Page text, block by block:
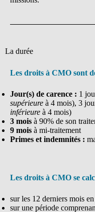
La durée
Les droits à CMO sont
Jour(s) de carence : 1
supérieure à 4 mois), 3
inférieure à 4 mois)
3 mois à 90% de son
9 mois à mi-traitement
Primes et indemnités :
Les droits à CMO se
sur les 12 derniers mois
sur une période